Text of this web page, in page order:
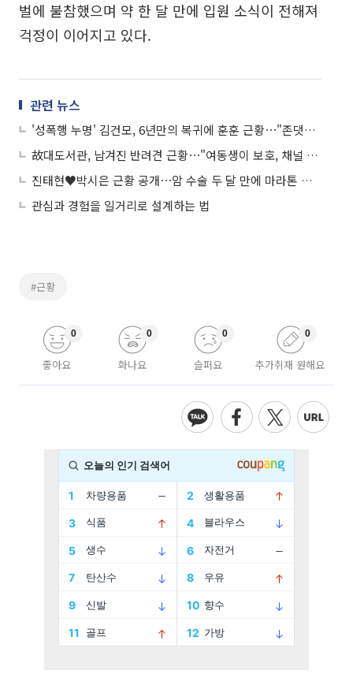
벌에 불참했으며 약 한 달 만에 입원 소식이 전해져
걱정이 이어지고 있다.
관련 뉴스
'성폭행 누명' 김건모, 6년만의 복귀에 훈훈 근황⋯"존댓말로 먼저 악수 청해"
故대도서관, 남겨진 반려견 근황⋯"여동생이 보호, 채널 유지할 것"
진태현♥박시은 근황 공개⋯암 수술 두 달 만에 마라톤 완주
관심과 경험을 일거리로 설계하는 법
#근황
좋아요
0
화나요
0
슬퍼요
0
추가취재 원해요
0